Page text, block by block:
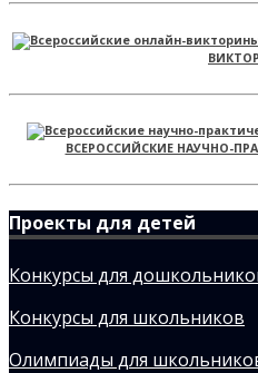
ВСЕРОССИЙСКИЕ НАУЧНО-
Проекты для детей
Конкурсы для
Конкурсы для школьников
Олимпиады для